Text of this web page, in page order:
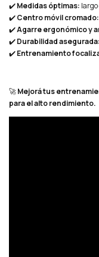
✔️Medidas óptimas: largo
✔️Centro móvil cromado:
✔️Agarre ergonómico y
✔️Durabilidad asegurada:
✔️Entrenamiento
🚀Mejorá tus
para el alto rendimiento.